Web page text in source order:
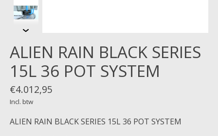
ALIEN RAIN BLACK SERIES
15L 36 POT SYSTEM
€4.012,95
Incl. btw
ALIEN RAIN BLACK SERIES 15L 36 POT SYSTEM